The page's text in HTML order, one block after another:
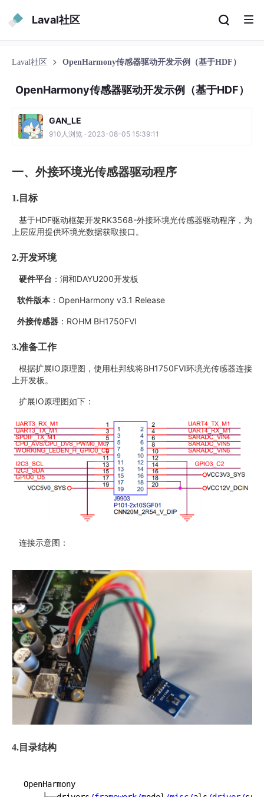
Laval社区
Laval社区 OpenHarmony传感器驱动开发示例（基于HDF）
OpenHarmony传感器驱动开发示例（基于HDF）
GAN_LE
910人浏览 · 2023-08-05 15:39:11
一、外接环境光传感器驱动程序
1. 目标
基于HDF驱动框架开发RK3568-外接环境光传感器驱动程序，为
上层应用提供环境光数据获取接口。
2.开发环境
硬件平台 ：润和DAYU200开发板
软件版本 ：OpenHarmony v3.1 Release
外接传感器 ：ROHM BH1750FVI
3.准备工作
根据扩展IO原理图，使用杜邦线将BH1750FVI环境光传感器连接
上开发板。
扩展IO原理图如下：
连接示意图：
4. 目录结构
OpenHarmony